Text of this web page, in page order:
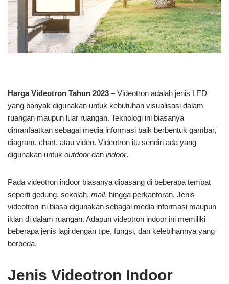
Harga Videotron Tahun 2023 – Videotron adalah jenis LED
yang banyak digunakan untuk kebutuhan visualisasi dalam
ruangan maupun luar ruangan. Teknologi ini biasanya
dimanfaatkan sebagai media informasi baik berbentuk gambar,
diagram, chart, atau video. Videotron itu sendiri ada yang
digunakan untuk outdoordan indoor.
Pada videotron indoor biasanya dipasang di beberapa tempat
seperti gedung, sekolah, mall, hingga perkantoran. Jenis
videotron ini biasa digunakan sebagai media informasi maupun
iklan di dalam ruangan. Adapun videotron indoor ini memiliki
beberapa jenis lagi dengan tipe, fungsi, dan kelebihannya yang
berbeda.
Jenis Videotron Indoor